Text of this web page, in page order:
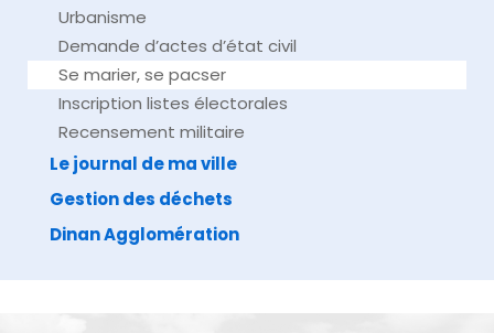
Urbanisme
Demande d’actes d’état civil
Se marier, se pacser
Inscription listes électorales
Recensement militaire
Le journal de ma ville
Gestion des déchets
Dinan Agglomération